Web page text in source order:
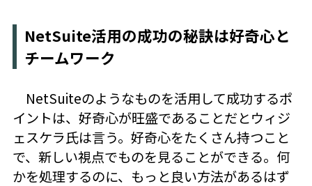
NetSuite活用の成功の秘訣は好奇心と
チームワーク
NetSuiteのようなものを活用して成功するポ
イントは、好奇心が旺盛であることだとウィジ
ェスケラ氏は言う。好奇心をたくさん持つこと
で、新しい視点でものを見ることができる。何
かを処理するのに、もっと良い方法があるはず